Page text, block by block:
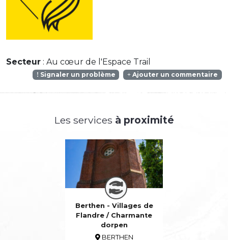
Secteur : Au cœur de l'Espace Trail
Signaler un problème Ajouter un commentaire
Les services à proximité
Berthen - Villages de
Flandre / Charmante
dorpen
BERTHEN